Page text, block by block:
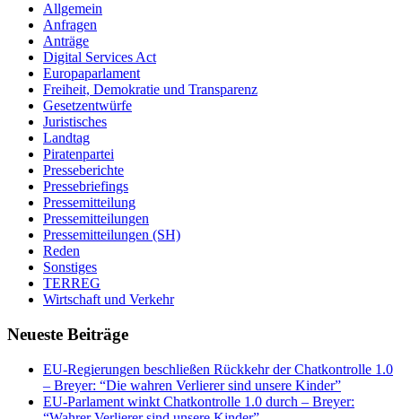
Allgemein
Anfragen
Anträge
Digital Services Act
Europaparlament
Freiheit, Demokratie und Transparenz
Gesetzentwürfe
Juristisches
Landtag
Piratenpartei
Presseberichte
Pressebriefings
Pressemitteilung
Pressemitteilungen
Pressemitteilungen (SH)
Reden
Sonstiges
TERREG
Wirtschaft und Verkehr
Neueste Beiträge
EU-Regierungen beschließen Rückkehr der Chatkontrolle 1.0
– Breyer: “Die wahren Verlierer sind unsere Kinder”
EU-Parlament winkt Chatkontrolle 1.0 durch – Breyer: